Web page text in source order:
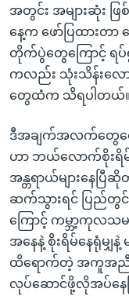
အတွင်း အများဆုံး ဖ
နေ့က ဖော်ပြထားတ
တိုက်ပွဲတွေကြောင့် ရပ်
ကလည်း သုံးသိန်းလ
တွေထံက သိရပါတယ်။
ဒီအချက်အလက်တွေတွေ
ဟာ ဘယ်လောက်စိုးရိ
အန္တရာယ်များနေပ
ဆက်သွားရင် ပြည်တွင်း
ကြောင့် ကမ္ဘာ့ကုလသ
အနေနဲ့ စိုးရိမ်နေရုံမ
ထိရောက်တဲ့ အကူအညီပ
လုပ်ဆောင်ဖို့လိုအပ်နေပ